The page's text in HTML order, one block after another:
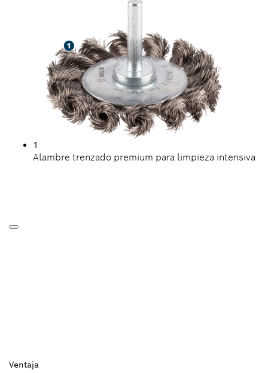
1
Alambre trenzado premium para limpieza intensiva
Ventaja